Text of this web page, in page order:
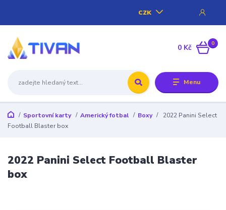
Menu
CZK
0
0 Kč
Sportovní karty Americký fotbal Boxy
2022 Panini Select
Football Blaster box
2022 Panini Select Football Blaster
box